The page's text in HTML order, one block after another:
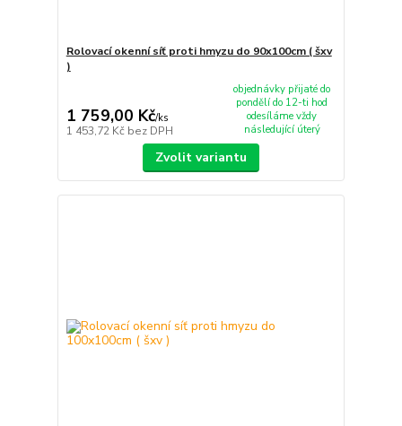
Rolovací okenní síť proti hmyzu do 90x100cm ( šxv
)
1 759,00 Kč/ks
1 453,72 Kč bez DPH
objednávky přijaté do
pondělí do 12-ti hod
odesíláme vždy
následující úterý
Zvolit variantu